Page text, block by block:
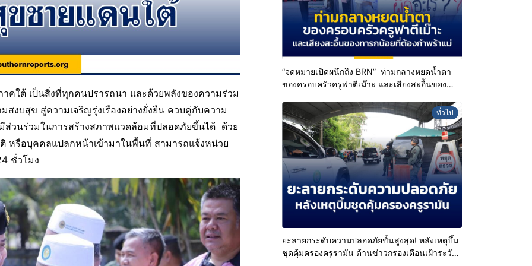
คใต้ เป็นสิ่งที่ทุกคนปรารถนา และด้วยพลังของความร่วม
งบสุข สู่ความเจริญรุ่งเรืองอย่างยั่งยืน ควบคู่กับความ
วนร่วมในการสร้างสภาพแวดล้อมที่ปลอดภัยขึ้นได้ ด้วย
หรือบุคคลแปลกหน้าเข้ามาในพื้นที่ สามารถแจ้งหน่วย
ชั่วโมง
“จดหมายเปิดผนึกถึง BRN” ท่ามกลางหยดน้ำตา
ของครอบครัวครูฟาตีเม๊าะ และเสียงสะอื้นของ
ทั่วไป
ยะลายกระดับความปลอดภัยขั้นสูงสุด! หลังเหตุบึ้ม
ชุดคุ้มครองครูรามัน ด้านข่าวกรองเตือนเฝ้าระวัง